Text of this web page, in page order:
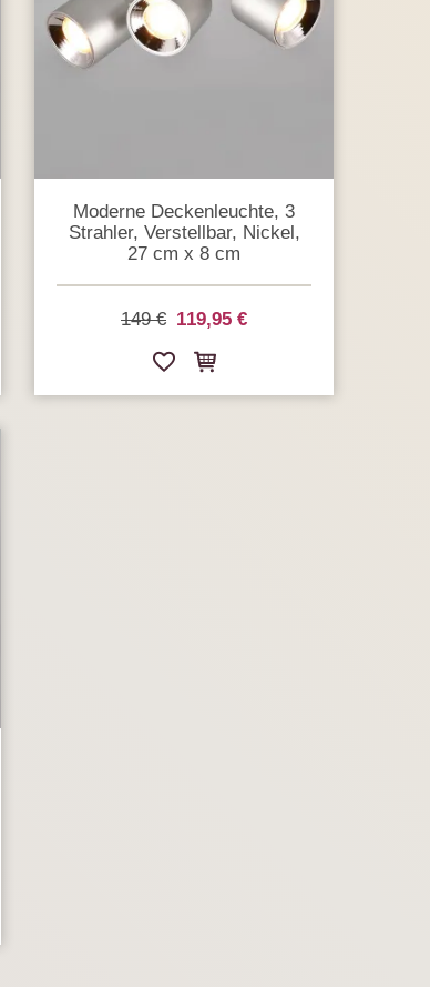
Moderne Deckenleuchte, 3
Strahler, Verstellbar, Nickel,
27 cm x 8 cm
149 € 119,95 €